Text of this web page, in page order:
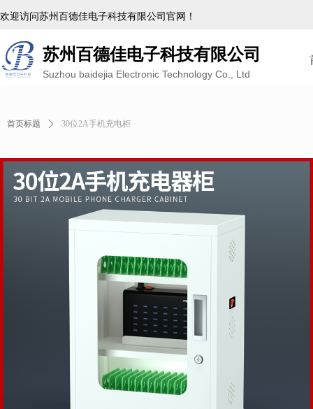
苏州百德佳电子科技有限公司
Suzhou baidejia Electronic Technology Co., Ltd
欢迎访问苏州百德佳电子科技有限公司官网！
首页标题 ꄲ 30位2A手机充电柜